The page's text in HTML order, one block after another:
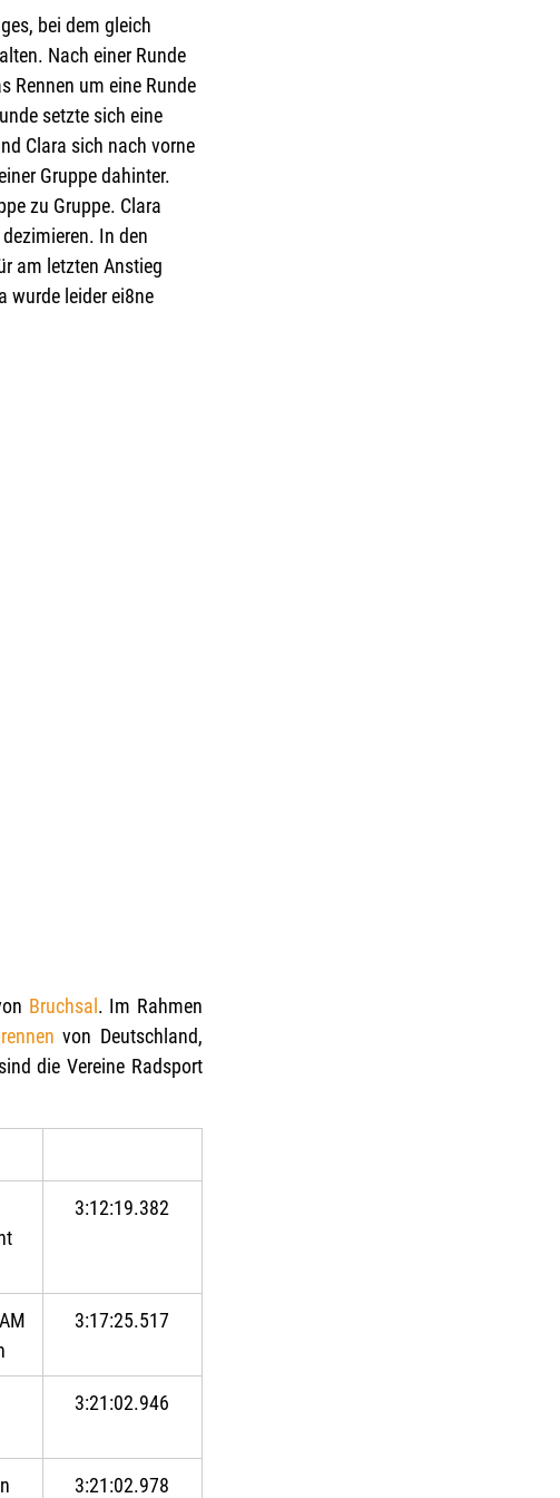
bei dem gleich
Nach einer Runde
Rennen um eine Runde
setzte sich eine
Clara sich nach vorne
Gruppe dahinter.
zu Gruppe. Clara
In den
am letzten Anstieg
wurde leider ei8ne
Bruchsal. Im Rahmen
die Vereine Radsport
3:12:19.382
3:17:25.517
3:21:02.946
3:21:02.978